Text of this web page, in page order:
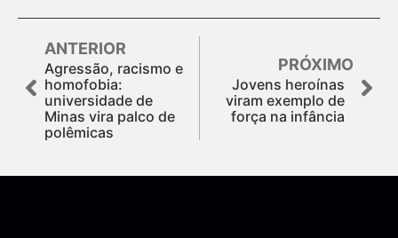
ANTERIOR
Agressão, racismo e
homofobia:
universidade de
Minas vira palco de
polêmicas
PRÓXIMO
Jovens heroínas
viram exemplo de
força na infância